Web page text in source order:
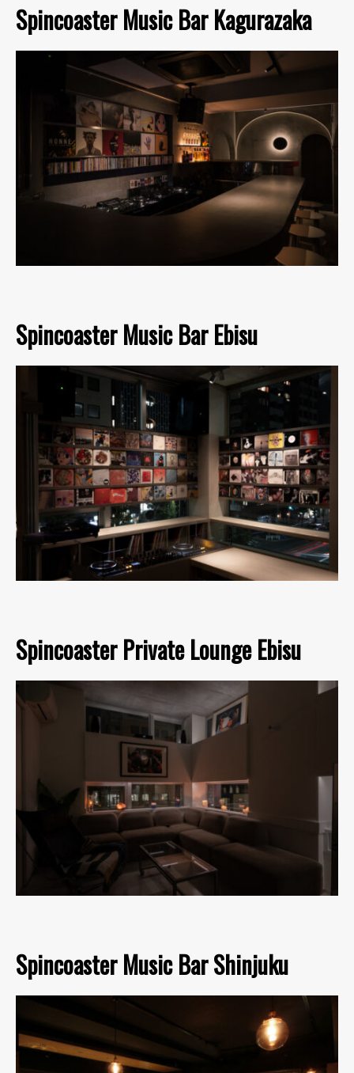
Spincoaster Music Bar Kagurazaka
Spincoaster Music Bar Ebisu
Spincoaster Private Lounge Ebisu
Spincoaster Music Bar Shinjuku